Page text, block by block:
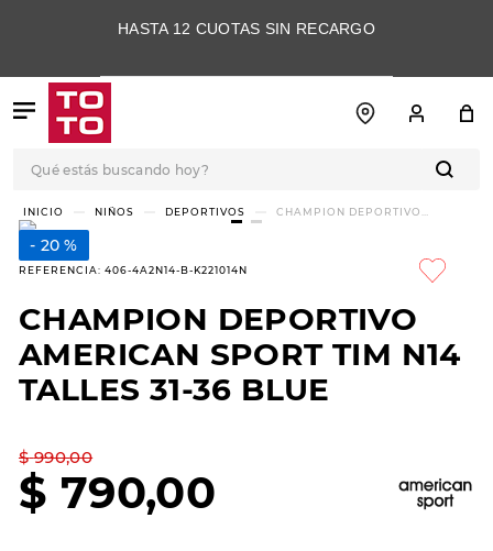
HASTA 12 CUOTAS SIN RECARGO
NIÑOS DEPORTIVOS
CHAMPION DEPORTIVO
20 %
REFERENCIA: 406-4A2N14-B-K221014N
CHAMPION DEPORTIVO
AMERICAN SPORT TIM N14
TALLES 31-36 BLUE
$ 990,00
$ 790,00
TÉRMINOS MÁS
BUSCADOS
3.
skechers slip-ins
4 .
championes